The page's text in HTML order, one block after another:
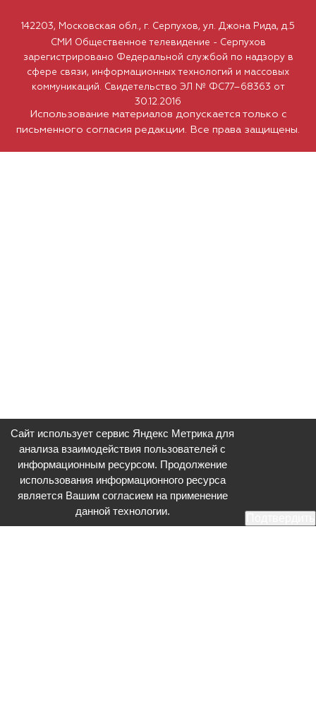
Использование материалов допускается только с
письменного согласия редакции. Все права защищены.
142203, Московская обл., г. Серпухов, ул. Джона Рида, д.5
СМИ Общественное телевидение - Серпухов
зарегистрировано Федеральной службой по надзору в
сфере связи, информационных технологий и массовых
коммуникаций. Свидетельство ЭЛ № ФС77–68363 от
30.12.2016
Сайт использует сервис Яндекс Метрика для
анализа взаимодействия пользователей с
информационным ресурсом. Продолжение
использования информационного ресурса
является Вашим согласием на применение
данной технологии.